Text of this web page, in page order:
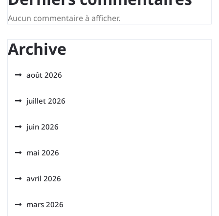
Aucun commentaire à afficher.
Archive
août 2026
juillet 2026
juin 2026
mai 2026
avril 2026
mars 2026